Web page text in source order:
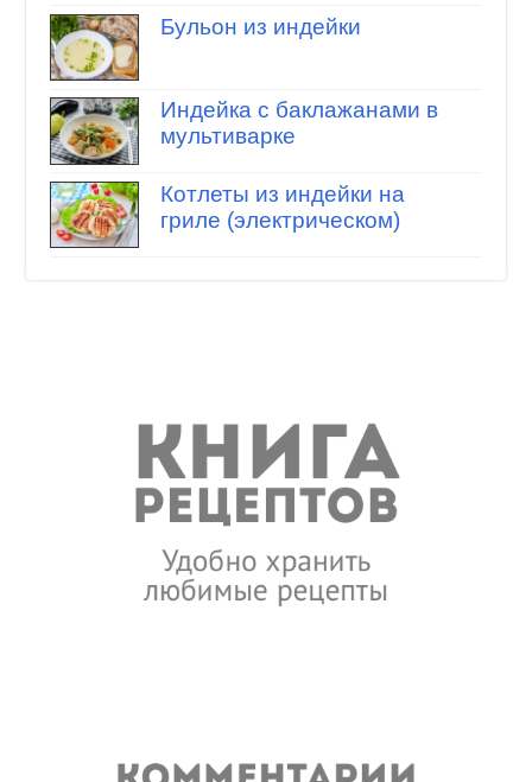
Бульон из индейки
Индейка с баклажанами в
мультиварке
Котлеты из индейки на
гриле (электрическом)